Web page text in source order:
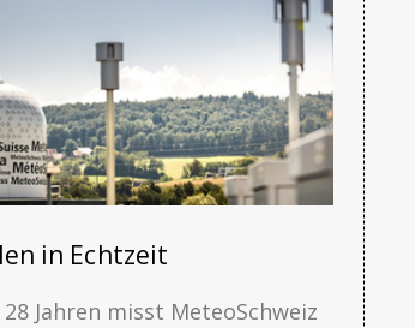
in Echtzeit
Jahren misst MeteoSchweiz